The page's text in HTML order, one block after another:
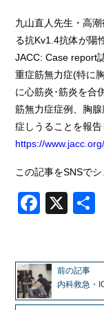
九山直人先生・高
る抗Kv1.4抗体が陽
JACC: Case report
重症筋無力症(特に
に心筋炎･筋炎を合
筋無力症症例、胸
症しうることを報告
https://
この記事をSNSでシ
X
前の記事
内科救急・